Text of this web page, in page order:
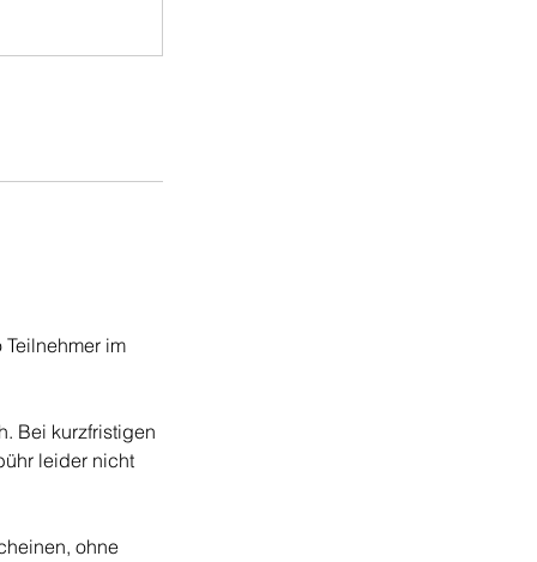
im
Bei kurzfristigen
leider nicht
ohne